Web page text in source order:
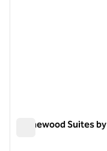
Homewood Suites